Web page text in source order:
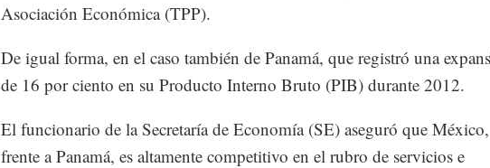
Asociación Económica (TPP).
De igual forma, en el caso también de Panamá, que registró una
de 16 por ciento en su Producto Interno Bruto (PIB) durante 2012.
El funcionario de la Secretaría de Economía (SE) aseguró que México,
frente a Panamá, es altamente competitivo en el rubro de servicios e